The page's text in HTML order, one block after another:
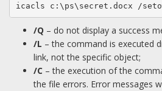
icacls c:\ps\secret.docx /
/Q – do not display a success
/L – the command is executed
link, not the specific object;
/C – the execution of the
the file errors. Error messages